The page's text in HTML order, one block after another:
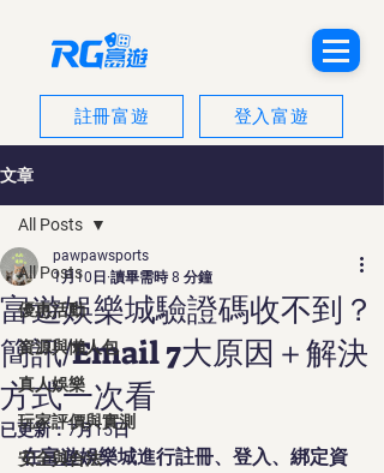
註冊富遊 登入富遊
文章
All Posts
優惠活動
資源與懶人包
真人娛樂
玩家評價與實測
安全與合法
All Posts
富遊娛樂城驗證碼收不到？
簡訊/Email 7大原因＋解決
方式一次看
pawpawsports
1月10日 讀畢需時 8 分鐘
已更新：7月15日
在富遊娛樂城進行註冊、登入、綁定資